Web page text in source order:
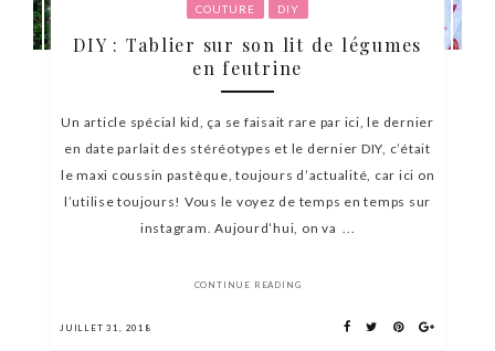
COUTURE DIY
DIY : Tablier sur son lit de légumes
en feutrine
Un article spécial kid, ça se faisait rare par ici, le dernier
en date parlait des stéréotypes et le dernier DIY, c’était
le maxi coussin pastèque, toujours d’actualité, car ici on
l’utilise toujours! Vous le voyez de temps en temps sur
instagram. Aujourd’hui, on va ...
CONTINUE READING
JUILLET 31, 2018